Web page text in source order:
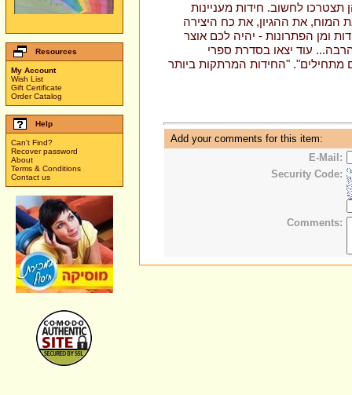
Resources
My Account
Wish List
Gift Certificate
Order Catalog
Help
Can't Find?
Recover password
About
Terms & Conditions
Contact us
לחשוב. חידות מעניינות
המוח, את ההגיון, את כח היצירה
ומן הפתרונות - יהיה לכם אוצר
עוד יצאו בסדרת ספרי
מתחילים". "החידות המרתקות ביותר
Add your comments for this item:
E-Mail:
Security Code:
Comments: